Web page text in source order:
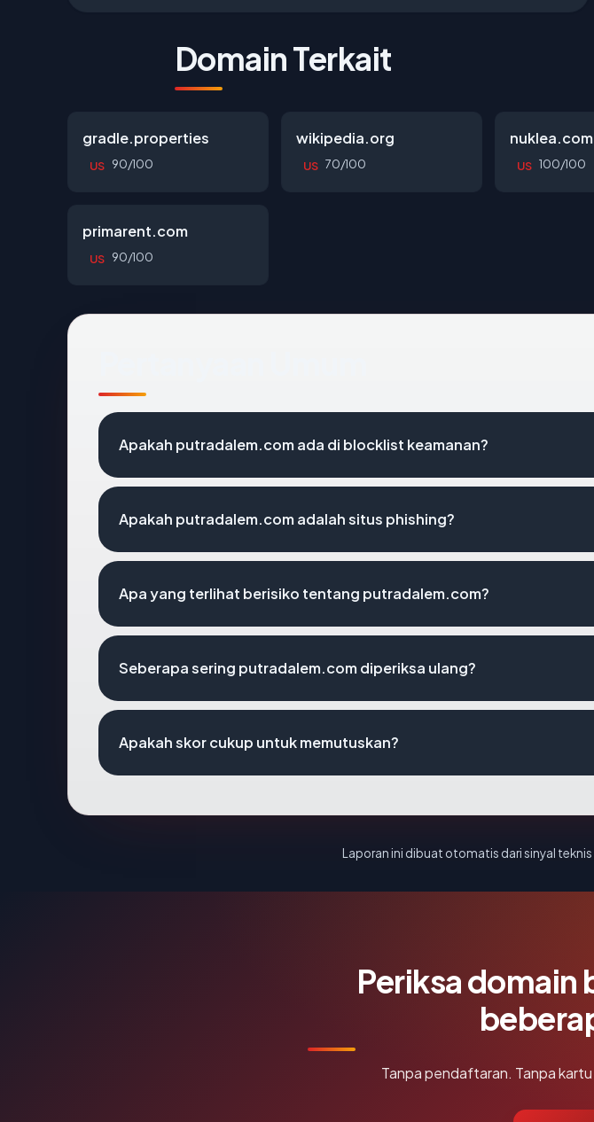
Domain Terkait
gradle.properties
US 90/100
wikipedia.org
US 70/100
nuklea.com
US 100/100
primarent.com
US 90/100
Apakah putradalem.com ada di blocklist keamanan?
Apakah putradalem.com adalah situs phishing?
Apa yang terlihat berisiko tentang putradalem.com?
Seberapa sering putradalem.com diperiksa ulang?
Apakah skor cukup untuk memutuskan?
Laporan ini dibuat otomatis dari sinyal
Periksa domain
Tanpa pendaftaran. Tanpa